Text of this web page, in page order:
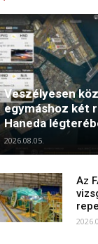
Veszélyesen
egymáshoz két
Haneda
2026.08.05.
Az